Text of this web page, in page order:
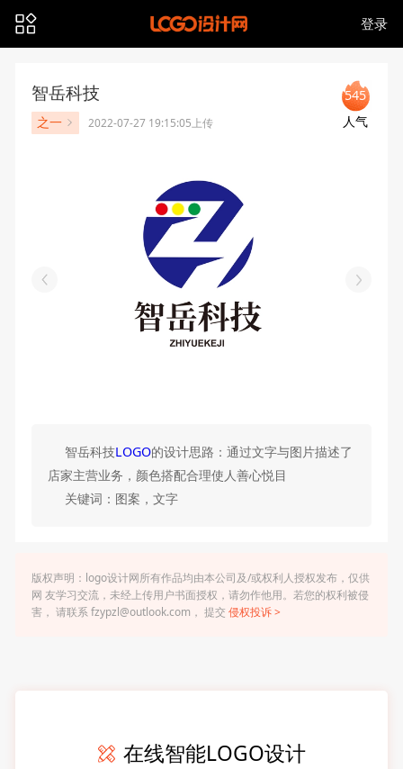
登录
智岳科技
之一 2022-07-27 19:15:05上传
545
人气
智岳科技LOGO的设计思路：通过文字与图片描述了
店家主营业务，颜色搭配合理使人善心悦目
关键词：图案，文字
版权声明：logo设计网所有作品均由本公司及/或权利人授权发布，仅供
网 友学习交流，未经上传用户书面授权，请勿作他用。若您的权利被侵
害， 请联系 fzypzl@outlook.com， 提交 侵权投诉 >
在线智能LOGO设计